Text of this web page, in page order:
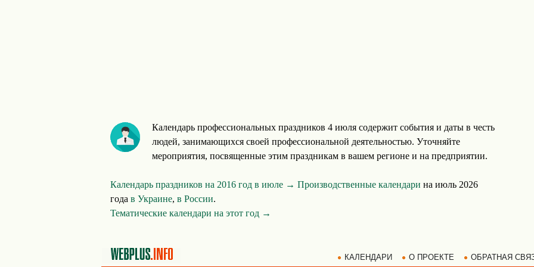
Календарь профессиональных праздников 4 июля содержит события и даты в честь
людей, занимающихся своей профессиональной деятельностью. Уточняйте
мероприятия, посвященные этим праздникам в вашем регионе и на предприятии.
Календарь праздников на 2016 год в июле → Производственные календари на июль 2026
года в Украине, в России.
Тематические календари на этот год →
КАЛЕНДАРИ О ПРОЕКТЕ ОБРАТНАЯ